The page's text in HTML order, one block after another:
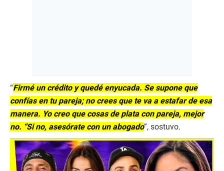
“Firmé un crédito y quedé enyucada. Se supone que
confías en tu pareja; no crees que te va a estafar de esa
manera. Yo creo que cosas de plata con pareja, mejor
no. “Si no, asesórate con un abogado”, sostuvo.